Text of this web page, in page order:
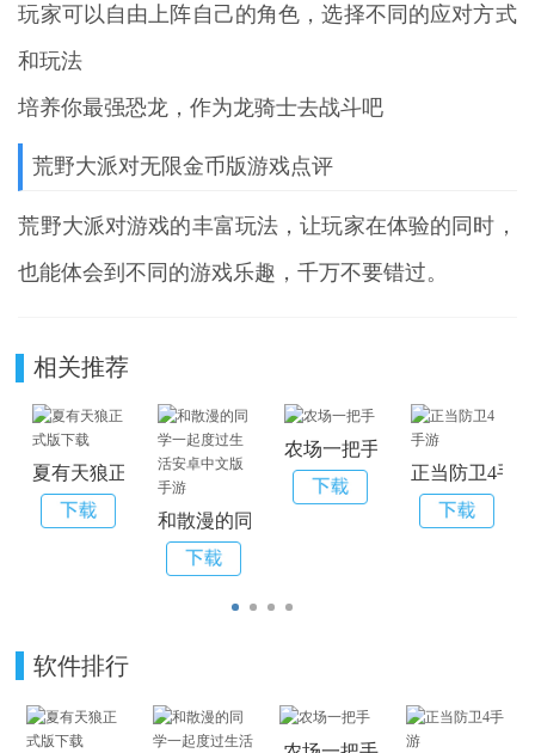
玩家可以自由上阵自己的角色，选择不同的应对方式
和玩法
培养你最强恐龙，作为龙骑士去战斗吧
荒野大派对无限金币版游戏点评
荒野大派对游戏的丰富玩法，让玩家在体验的同时，
也能体会到不同的游戏乐趣，千万不要错过。
相关推荐
夏有天狼正式版下载
和散漫的同学一起度过生活安卓中文版手游
农场一把手
正当防卫4手游
软件排行